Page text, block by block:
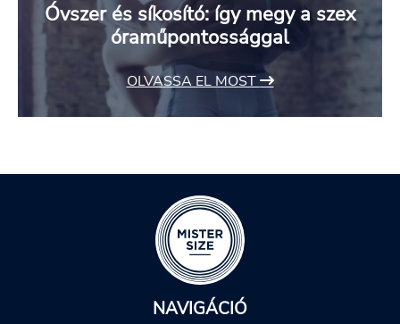
Óvszer és síkosító: így megy a szex
óraműpontossággal
OLVASSA EL MOST
NAVIGÁCIÓ